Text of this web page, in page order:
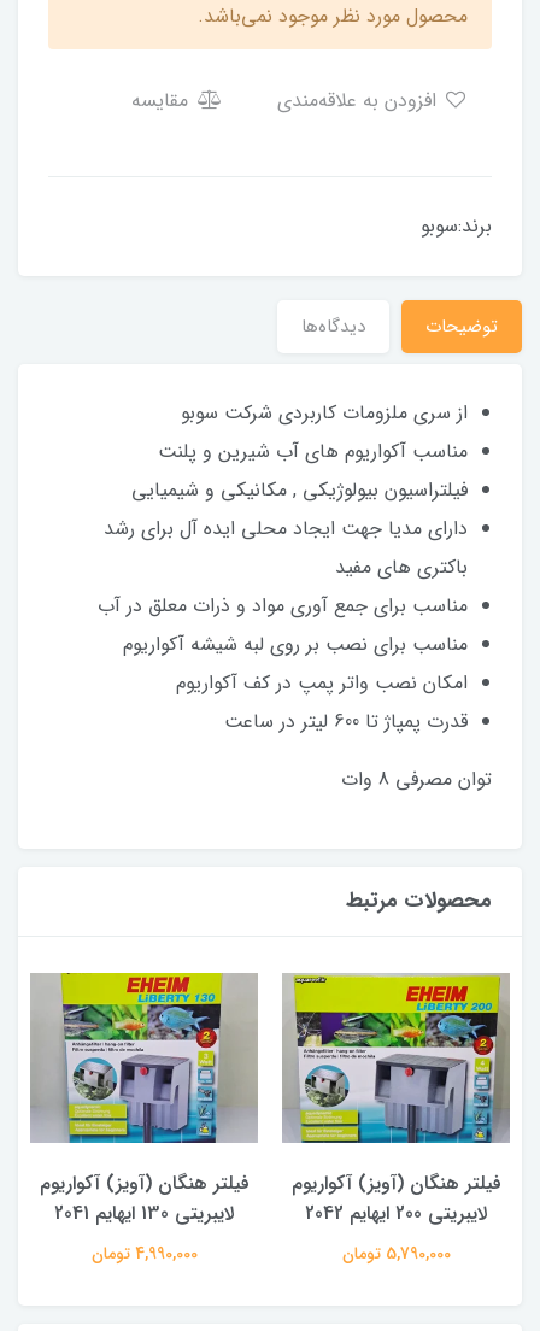
محصول مورد نظر موجود نمی‌باشد.
مقایسه
برند:سوبو
توضیحات دیدگاه‌ها
از سری ملزومات کاربردی شرکت سوبو
مناسب آکواریوم های آب شیرین و پلنت
فیلتراسیون بیولوژیکی , مکانیکی و شیمیایی
دارای مدیا جهت ایجاد محلی ایده آل برای رشد
باکتری های مفید
مناسب برای جمع آوری مواد و ذرات معلق در آب
مناسب برای نصب بر روی لبه شیشه آکواریوم
امکان نصب واتر پمپ در کف آکواریوم
قدرت پمپاژ تا 600 لیتر در ساعت
توان مصرفی 8 وات
محصولات مرتبط
فیلتر هنگان (آویز) آکواریوم
لایبریتی 200 ایهایم 2042
5,790,000 تومان
فیلتر هنگان (آویز) آکواریوم
لایبریتی 130 ایهایم 2041
4,990,000 تومان